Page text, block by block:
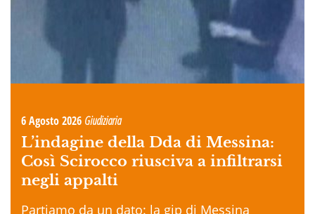
6 Agosto 2026 Giudiziaria
L’indagine della Dda di Messina:
Così Scirocco riusciva a infiltrarsi
negli appalti
Partiamo da un dato: la gip di Messina